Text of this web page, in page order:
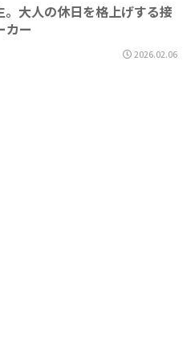
大人の休日を格上げする接
カー
2026.02.06